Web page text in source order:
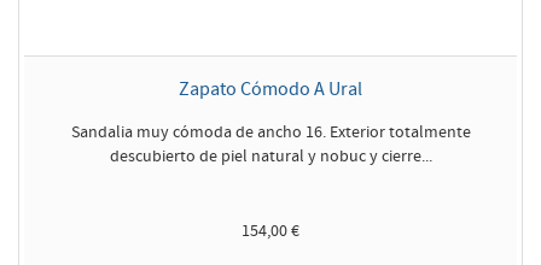
Zapato Cómodo A Ural
Sandalia muy cómoda de ancho 16. Exterior totalmente
descubierto de piel natural y nobuc y cierre...
154,00 €